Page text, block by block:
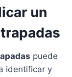
un
puede
identificar y